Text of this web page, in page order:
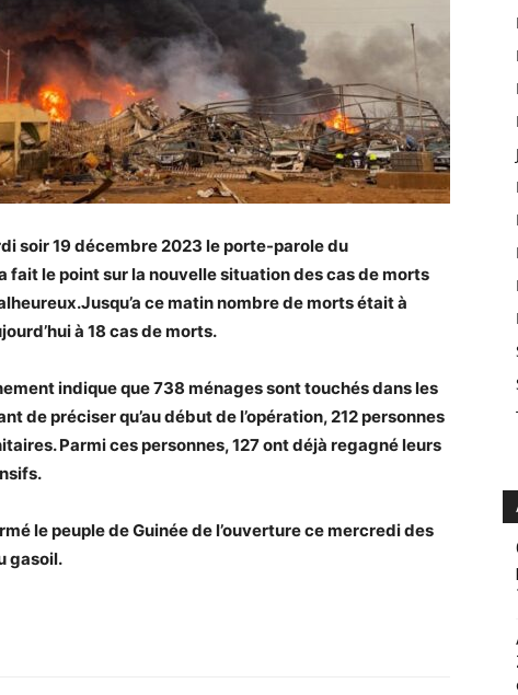
soir 19 décembre 2023 le porte-parole du
fait le point sur la nouvelle situation des cas de morts
ce matin nombre de morts était à
à 18 cas de morts.
indique que 738 ménages sont touchés dans les
de préciser qu’au début de l’opération, 212 personnes
Parmi ces personnes, 127 ont déjà regagné leurs
le peuple de Guinée de l’ouverture ce mercredi des
gasoil.